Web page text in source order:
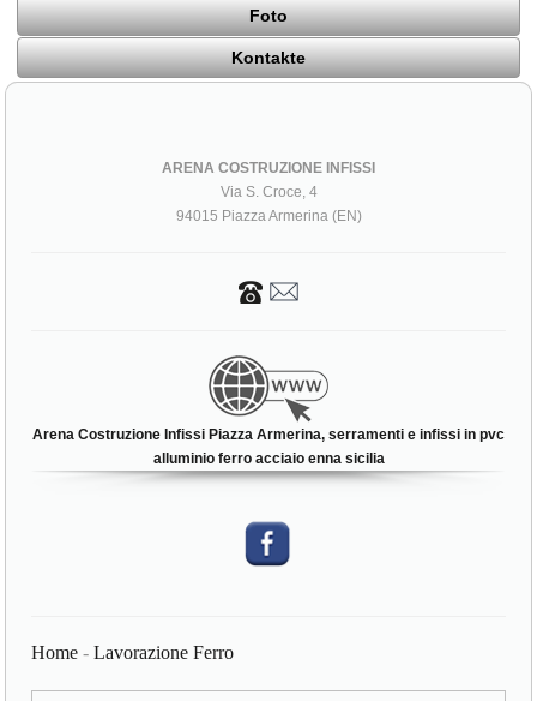
Foto
Kontakte
ARENA COSTRUZIONE INFISSI
Via S. Croce, 4
94015 Piazza Armerina (EN)
Arena Costruzione Infissi Piazza Armerina, serramenti e infissi in pvc
alluminio ferro acciaio enna sicilia
Home -Lavorazione Ferro